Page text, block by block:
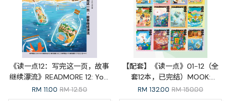
《读一点12：写完这一页，故事
继续漂流》READMORE 12: Your
Story Continues
RM 11.00 RM 12.50
【配套】《读一点》01-12（全
套12本，已完结）MOOK:
READMORE Whole Set
RM 132.00 RM 150.00